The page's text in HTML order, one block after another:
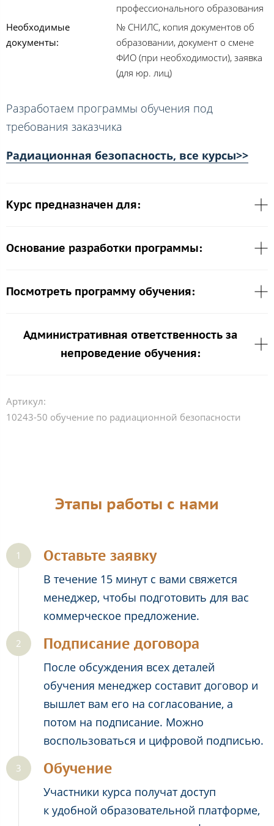
профессионального образования
Необходимые
документы:
№ СНИЛС, копия документов об
образовании, документ о смене
ФИО (при необходимости), заявка
(для юр. лиц)
Разработаем программы обучения под
требования заказчика
Радиационная безопасность, все курсы>>
Курс предназначен для:
Основание разработки программы:
Посмотреть программу обучения:
Административная ответственность за
непроведение обучения:
Артикул:
10243-50 обучение по радиационной безопасности
Этапы работы с нами
Оставьте заявку
В течение 15 минут с вами свяжется
менеджер, чтобы подготовить для вас
коммерческое предложение.
Подписание договора
После обсуждения всех деталей
обучения менеджер составит договор и
вышлет вам его на согласование, а
потом на подписание. Можно
воспользоваться и цифровой подписью.
Обучение
Участники курса получат доступ
к удобной образовательной платформе,